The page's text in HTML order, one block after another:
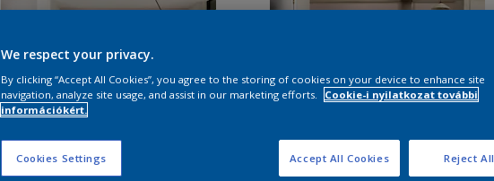
We respect your privacy.
By clicking “Accept All Cookies”, you agree to the storing of cookies on your device to enhance site
navigation, analyze site usage, and assist in our marketing efforts.
Cookie-i nyilatkozat további
információkért.
Cookies Settings Reject All
Accept All Cookies